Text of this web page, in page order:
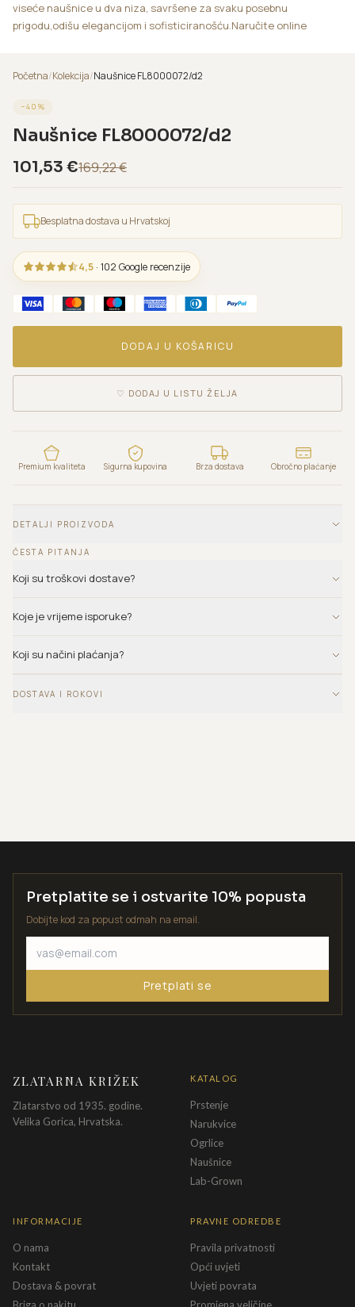
viseće naušnice u dva niza, savršene za svaku posebnu
prigodu,odišu elegancijom i sofisticiranošću.Naručite online
Početna/Kolekcija/Naušnice FL8000072/d2
−40 %
Naušnice FL8000072/d2
101,53 €169,22€
Besplatna dostava u Hrvatskoj
4,5 · 102 Google recenzije
DODAJ U KOŠARICU
♡ DODAJ U LISTU ŽELJA
Premium kvaliteta Sigurna kupovina Brza dostava Obročno plaćanje
DETALJI PROIZVODA
ČESTA PITANJA
Koji su troškovi dostave?
Koje je vrijeme isporuke?
Koji su načini plaćanja?
DOSTAVA I ROKOVI
Pretplatite se i ostvarite 10% popusta
Dobijte kod za popust odmah na email.
Pretplati se
ZLATARNA KRIŽEK
Zlatarstvo od 1935. godine.
Velika Gorica, Hrvatska.
KATALOG
Prstenje
Narukvice
Ogrlice
Naušnice
Lab-Grown
INFORMACIJE
O nama
Kontakt
Dostava & povrat
PRAVNE ODREDBE
Pravila privatnosti
Opći uvjeti
Uvjeti povrata